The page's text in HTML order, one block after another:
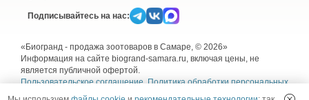
ароматизаторов, ГМИ.
SIRIUS — сухой корм премиум класса для
полноценного ежедневного рациона взрослых собак.
Высокое содержание мясных ингредиентов
Подписывайтесь на нас:
«Биогранд - продажа зоотоваров в Самаре, © 2026»
Информация на сайте biogrand-samara.ru, включая цены, не
является публичной офертой.
Пользовательское соглашение,Политика обработки персональных
Согласие на обработку персональных данных